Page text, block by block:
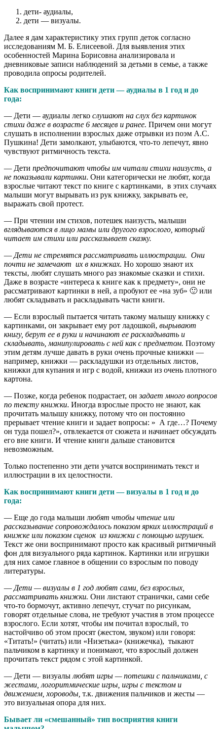
дети- аудиалы,
дети — визуалы.
Далее я дам характеристику этих групп деток согласно
исследованиям М. Б. Елисеевой. Для выявления этих
особенностей Марина Борисовна анализировала и
дневниковые записи наблюдений за детьми в семье, а также
проводила опросы родителей.
Как воспринимают книги дети — аудиалы в 1 год и до
года:
— Дети — аудиалы легко слушают на слух без картинок
стихи даже в возрасте 6 месяцев и ранее. Причем они могут
слушать в исполнении взрослых даже отрывки из поэм А.С.
Пушкина! Дети замолкают, улыбаются, что-то лепечут, явно
чувствуют ритмичность текста.
— Дети предпочитают чтобы им читали стихи наизусть, а
не показывали картинки. Они категорически не любят, когда
взрослые читают текст по книге с картинками, в этих случаях
малыши могут вырывать из рук книжку, закрывать ее,
выражать свой протест.
— При чтении им стихов, потешек наизусть, малыши
вглядываются в лицо мамы или другого взрослого, который
читает им стихи или рассказывает сказку.
—Дети не стремятся рассматривать иллюстрации. Они
почти не замечают их в книжках. Но хорошо знают их
тексты, любят слушать много раз знакомые сказки и стихи.
Даже в возрасте «интереса к книге как к предмету», они не
рассматривают картинки в ней, а пробуют ее «на зуб» 🙂 или
любят складывать и раскладывать части книги.
— Если взрослый пытается читать такому малышу книжку с
картинками, он закрывает ему рот ладошкой, вырывают
книгу, берут ее в руки и начинают ее раскладывать и
складывать, манипулировать с ней как с предметом. Поэтому
этим детям лучше давать в руки очень прочные книжки —
например, книжки — раскладушки из отдельных листов,
книжки для купания и игр с водой, книжки из очень плотного
картона.
— Позже, когда ребенок подрастает, онзадает много вопросов
по тексту книжки. Иногда взрослые просто не знают, как
прочитать малышу книжку, потому что он постоянно
прерывает чтение книги и задает вопросы: » А где…? Почему
он туда пошел?», отвлекается от сюжета и начинает обсуждать
его вне книги. И чтение книги дальше становится
невозможным.
Только постепенно эти дети учатся воспринимать текст и
иллюстрации в их целостности.
Как воспринимают книги дети — визуалы в 1 год и до
года:
— Еще до года малыши любят чтобы чтение или
рассказывание сопровождалось показом ярких иллюстраций в
книжке или показом сценок из книжки с помощью игрушек.
Текст же они воспринимают просто как красивый ритмичный
фон для визуального ряда картинок. Картинки или игрушки
для них самое главное в общении со взрослым по поводу
литературы.
—Дети — визуалы в 1 год любят сами, без взрослых,
рассматривать книжки. Они листают странички, сами себе
что-то бормочут, активно лепечут, стучат по рисункам,
говорят отдельные слова, не требуют участия в этом процессе
взрослого. Если хотят, чтобы им почитал взрослый, то
настойчиво об этом просят (жестом, звуком) или говоря:
«Титать!» (читать) или «Низетька» (книжечка), тыкают
пальчиком в картинку и понимают, что взрослый должен
прочитать текст рядом с этой картинкой.
— Дети — визуалылюбят игры — потешки с пальчиками, с
жестами, логоритмические игры, игры с текстом и
движением, хороводы, т.к. движения пальчиков и жесты —
это визуальная опора для них.
Бывает ли «смешанный» тип восприятия книги